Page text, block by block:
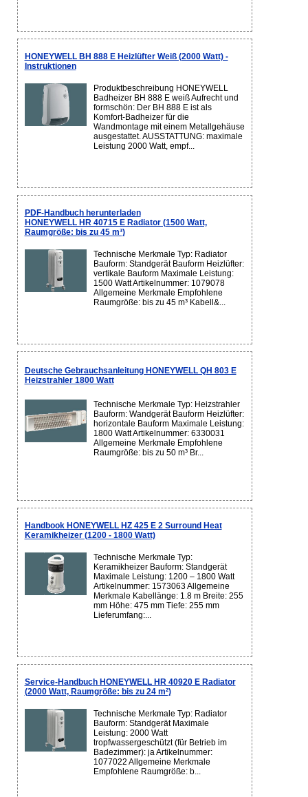
HONEYWELL BH 888 E Heizlüfter Weiß (2000 Watt) -
Instruktionen
Produktbeschreibung HONEYWELL
Badheizer BH 888 E weiß Aufrecht und
formschön: Der BH 888 E ist als
Komfort-Badheizer für die
Wandmontage mit einem Metallgehäuse
ausgestattet. AUSSTATTUNG: maximale
Leistung 2000 Watt, empf...
PDF-Handbuch herunterladen
HONEYWELL HR 40715 E Radiator (1500 Watt,
Raumgröße: bis zu 45 m³)
Technische Merkmale Typ: Radiator
Bauform: Standgerät Bauform Heizlüfter:
vertikale Bauform Maximale Leistung:
1500 Watt Artikelnummer: 1079078
Allgemeine Merkmale Empfohlene
Raumgröße: bis zu 45 m³ Kabell&...
Deutsche Gebrauchsanleitung HONEYWELL QH 803 E
Heizstrahler 1800 Watt
Technische Merkmale Typ: Heizstrahler
Bauform: Wandgerät Bauform Heizlüfter:
horizontale Bauform Maximale Leistung:
1800 Watt Artikelnummer: 6330031
Allgemeine Merkmale Empfohlene
Raumgröße: bis zu 50 m³ Br...
Handbook HONEYWELL HZ 425 E 2 Surround Heat
Keramikheizer (1200 - 1800 Watt)
Technische Merkmale Typ:
Keramikheizer Bauform: Standgerät
Maximale Leistung: 1200 – 1800 Watt
Artikelnummer: 1573063 Allgemeine
Merkmale Kabellänge: 1.8 m Breite: 255
mm Höhe: 475 mm Tiefe: 255 mm
Lieferumfang:...
Service-Handbuch HONEYWELL HR 40920 E Radiator
(2000 Watt, Raumgröße: bis zu 24 m²)
Technische Merkmale Typ: Radiator
Bauform: Standgerät Maximale
Leistung: 2000 Watt
tropfwassergeschützt (für Betrieb im
Badezimmer): ja Artikelnummer:
1077022 Allgemeine Merkmale
Empfohlene Raumgröße: b...